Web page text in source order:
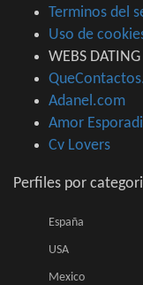
Terminos del
Uso de
WEBS DATING
Adanel.com
Amor
Cv Lovers
Perfiles por
España
USA
Mexico